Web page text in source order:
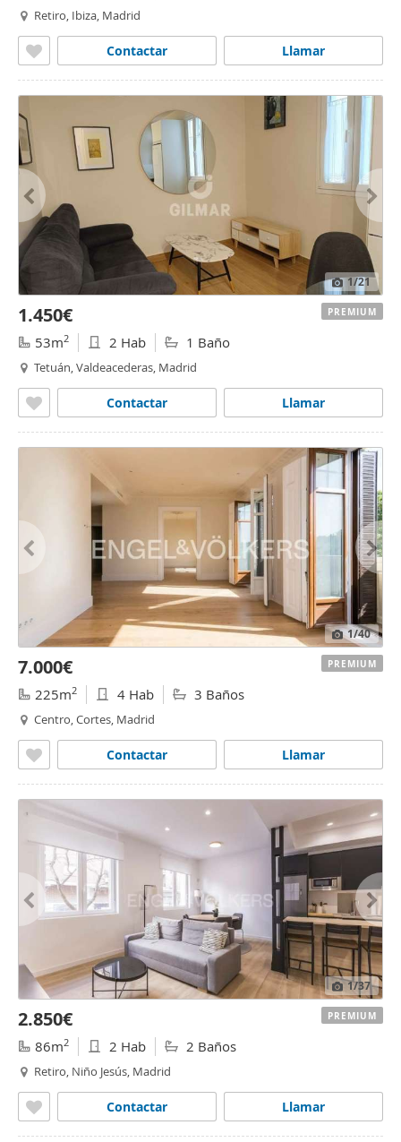
Retiro, Ibiza, Madrid
Llamar
Contactar
1/21
1.450€
53m2 2 Hab 1 Baño
Tetuán, Valdeacederas, Madrid
Llamar
Contactar
PREMIUM
1/40
7.000€
225m2 4 Hab 3 Baños
Centro, Cortes, Madrid
Llamar
Contactar
PREMIUM
1/37
2.850€
86m2 2 Hab 2 Baños
Retiro, Niño Jesús, Madrid
Llamar
Contactar
PREMIUM